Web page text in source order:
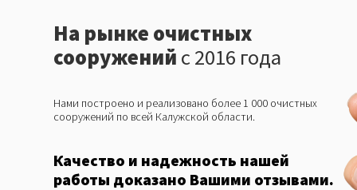
На рынке очистных
сооружений с 2016 года
Нами построено и реализовано более 1 000 очистных
сооружений по всей Калужской области.
Качество и надежность нашей
работы доказано Вашими отзывами.